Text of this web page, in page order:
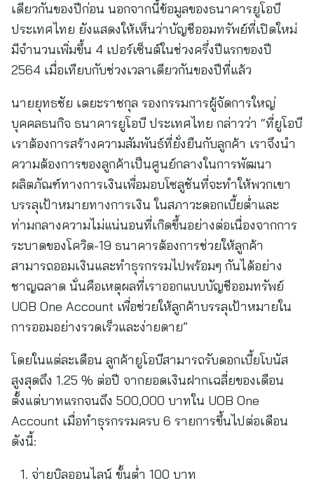
เดียวกันของปีก่อน นอกจากนี้ข้อมูลของธนาคารยูโอบี
ประเทศไทย ยังแสดงให้เห็นว่าบัญชีออมทรัพย์ที่เปิดใหม่
มีจำนวนเพิ่มขึ้น 4 เปอร์เซ็นต์ในช่วงครึ่งปีแรกของปี
2564 เมื่อเทียบกับช่วงเวลาเดียวกันของปีที่แล้ว
นายยุทธชัย เตยะราชกุล รองกรรมการผู้จัดการใหญ่
บุคคลธนกิจ ธนาคารยูโอบี ประเทศไทย กล่าวว่า “ที่ยูโอบี
เราต้องการสร้างความสัมพันธ์ที่ยั่งยืนกับลูกค้า เราจึงนำ
ความต้องการของลูกค้าเป็นศูนย์กลางในการพัฒนา
ผลิตภัณฑ์ทางการเงินเพื่อมอบโซลูชันที่จะทำให้พวกเขา
บรรลุเป้าหมายทางการเงิน ในสภาวะดอกเบี้ยต่ำและ
ท่ามกลางความไม่แน่นอนที่เกิดขึ้นอย่างต่อเนื่องจากการ
ระบาดของโควิด-19 ธนาคารต้องการช่วยให้ลูกค้า
สามารถออมเงินและทำธุรกรรมไปพร้อมๆ กันได้อย่าง
ชาญฉลาด นั่นคือเหตุผลที่เราออกแบบบัญชีออมทรัพย์
UOB One Account เพื่อช่วยให้ลูกค้าบรรลุเป้าหมายใน
การออมอย่างรวดเร็วและง่ายดาย”
โดยในแต่ละเดือน ลูกค้ายูโอบีสามารถรับดอกเบี้ยโบนัส
สูงสุดถึง 1.25 % ต่อปี จากยอดเงินฝากเฉลี่ยของเดือน
ตั้งแต่บาทแรกจนถึง 500,000 บาทใน UOB One
Account เมื่อทำธุรกรรมครบ 6 รายการขึ้นไปต่อเดือน
ดังนี้:
จ่ายบิลออนไลน์ ขั้นต่ำ 100 บาท